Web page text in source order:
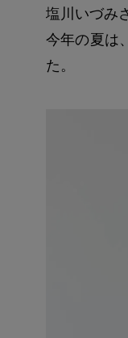
塩川いづみ
今年の夏は
た。